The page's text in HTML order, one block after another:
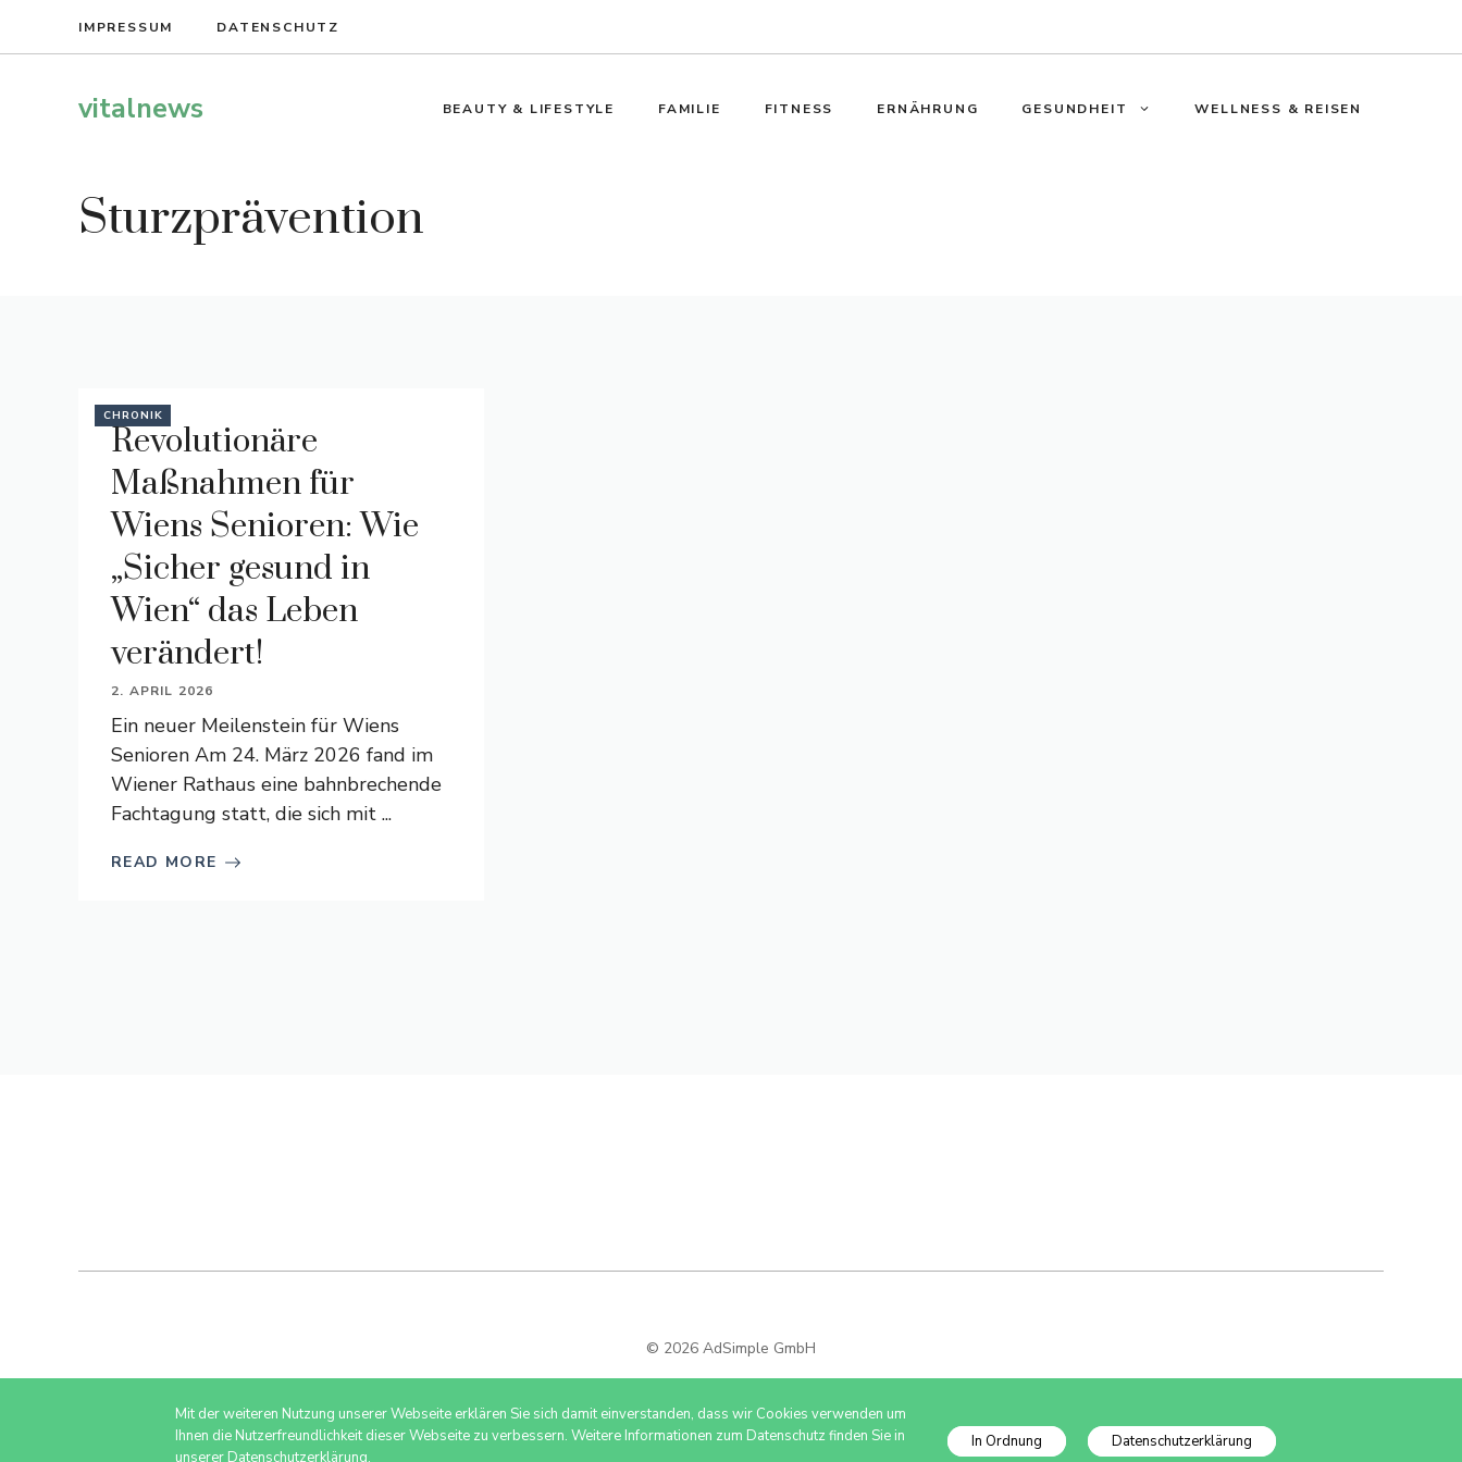
IMPRESSUM DATENSCHUTZ
vitalnews BEAUTY & LIFESTYLE FAMILIE FITNESS ERNÄHRUNG GESUNDHEIT WELLNESS & REISEN
Sturzprävention
CHRONIK
Revolutionäre
Maßnahmen für
Wiens Senioren: Wie
„Sicher gesund in
Wien“ das Leben
verändert!
2. APRIL 2026
Ein neuer Meilenstein für Wiens
Senioren Am 24. März 2026 fand im
Wiener Rathaus eine bahnbrechende
Fachtagung statt, die sich mit ...
READ MORE
© 2026 AdSimple GmbH
Mit der weiteren Nutzung unserer Webseite erklären Sie sich damit einverstanden, dass wir Cookies verwenden um
Ihnen die Nutzerfreundlichkeit dieser Webseite zu verbessern. Weitere Informationen zum Datenschutz finden Sie in
unserer Datenschutzerklärung.
In Ordnung Datenschutzerklärung